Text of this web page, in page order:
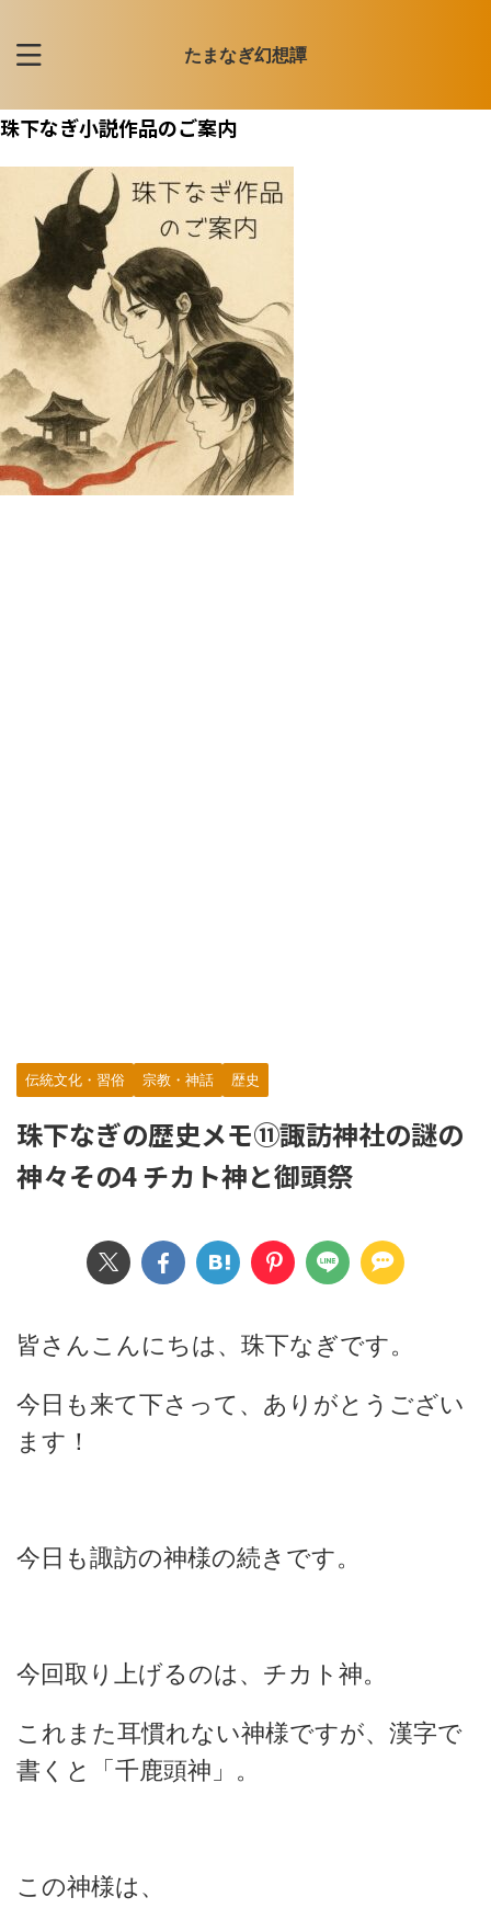
たまなぎ幻想譚
珠下なぎ小説作品のご案内
伝統文化・習俗 宗教・神話 歴史
珠下なぎの歴史メモ⑪諏訪神社の謎の
神々その4 チカト神と御頭祭
皆さんこんにちは、珠下なぎです。
今日も来て下さって、ありがとうござい
ます！
今日も諏訪の神様の続きです。
今回取り上げるのは、チカト神。
これまた耳慣れない神様ですが、漢字で
書くと「千鹿頭神」。
この神様は、